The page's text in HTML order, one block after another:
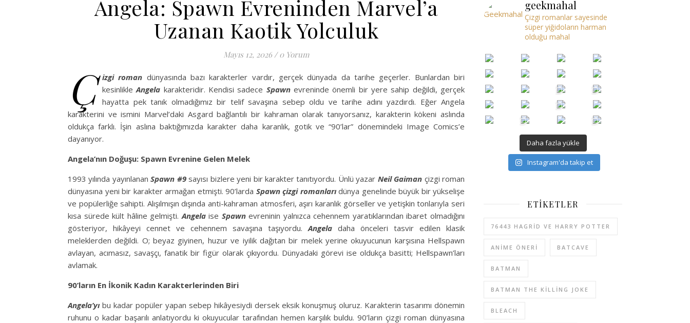
Angela: Spawn Evreninden Marvel’a
Uzanan Kaotik Yolculuk
Mayıs 12, 2026 / 0 Yorum
Ç izgi roman dünyasında bazı karakterler vardır, gerçek dünyada da tarihe geçerler. Bunlardan biri
kesinlikleAngela karakteridir. Kendisi sadece Spawnevreninde önemli bir yere sahip değildi, gerçek
hayatta pek tanık olmadığımız bir telif savaşına sebep oldu ve tarihe adını yazdırdı. Eğer Angela
karakterini ve ismini Marvel’daki Asgard bağlantılı bir kahraman olarak tanıyorsanız, karakterin kökeni aslında
oldukça farklı. İşin aslına baktığımızda karakter daha karanlık, gotik ve “90’lar” dönemindeki Image Comics’e
dayanıyor.
Angela’nın Doğuşu: Spawn Evrenine Gelen Melek
1993 yılında yayınlananSpawn #9sayısı bizlere yeni bir karakter tanıtıyordu. Ünlü yazar Neil Gaiman çizgi roman
dünyasına yeni bir karakter armağan etmişti. 90’larda Spawn çizgi romanlarıdünya genelinde büyük bir yükselişe
ve popülerliğe sahipti. Alışılmışın dışında anti-kahraman atmosferi, aşırı karanlık görseller ve yetişkin tonlarıyla seri
kısa sürede kült hâline gelmişti. Angelaise Spawnevreninin yalnızca cehennem yaratıklarından ibaret olmadığını
gösteriyor, hikâyeyi cennet ve cehennem savaşına taşıyordu. Angela daha önceleri tasvir edilen klasik
meleklerden değildi. O; beyaz giyinen, huzur ve iyilik dağıtan bir melek yerine okuyucunun karşısına Hellspawn
avlayan, acımasız, savaşçı, fanatik bir figür olarak çıkıyordu. Dünyadaki görevi ise oldukça basitti; Hellspawn’ları
avlamak.
90’ların En İkonik Kadın Karakterlerinden Biri
Angela’yı bu kadar popüler yapan sebep hikâyesiydi dersek eksik konuşmuş oluruz. Karakterin tasarımı dönemin
ruhunu o kadar başarılı anlatıyordu ki okuyucular tarafından hemen karşılık buldu. 90’ların çizgi roman dünyasına
geekmahal
Çizgi romanlar sayesinde
süper yiğidoların harman
olduğu mahal
Daha fazla yükle
Instagram'da takip et
ETIKETLER
76443 HAGRID VE HARRY POTTER
ANIME ÖNERI BATCAVE
BATMAN
BATMAN THE KILLING JOKE
BLEACH